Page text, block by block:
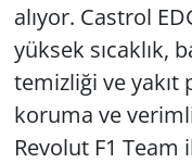
alıyor. Castrol
yüksek sıcaklık,
temizliği ve yakıt
koruma ve
Revolut F1 Team